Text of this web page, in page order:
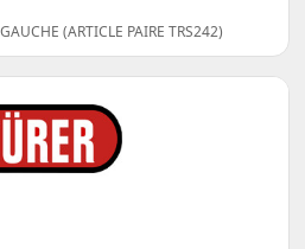
(ARTICLE PAIRE TRS242)